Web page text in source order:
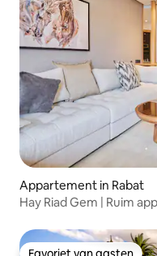
Appartement in Rabat
Hay Riad Gem | Ruim